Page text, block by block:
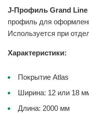
J-Профиль Grand Line
профиль для
Используется при
Характеристики:
Покрытие Atlas
Ширина: 12 или 18
Длина: 2000 мм